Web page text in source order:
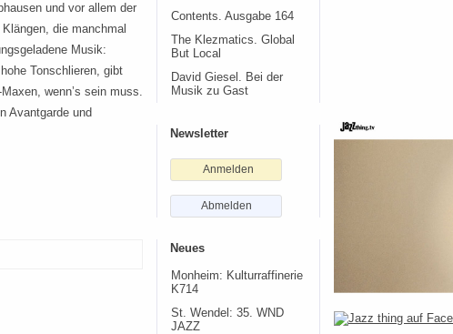
und vor allem der
die manchmal
Musik:
Tonschlieren, gibt
wenn’s sein muss.
Avantgarde und
Contents. Ausgabe 164
The Klezmatics. Global
But Local
David Giesel. Bei der
Musik zu Gast
Newsletter
Anmelden
Abmelden
Neues
Monheim: Kulturraffinerie
K714
St. Wendel: 35. WND
JAZZ